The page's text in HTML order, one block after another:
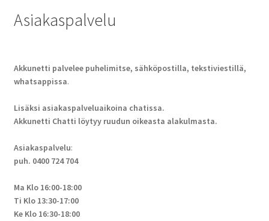
Asiakaspalvelu
Akkunetti palvelee puhelimitse, sähköpostilla, tekstiviestillä,
whatsappissa.
Lisäksi asiakaspalveluaikoina chatissa.
Akkunetti Chatti löytyy ruudun oikeasta alakulmasta.
Asiakaspalvelu:
puh. 0400 724 704
Ma Klo 16:00-18:00
Ti Klo 13:30-17:00
Ke Klo 16:30-18:00